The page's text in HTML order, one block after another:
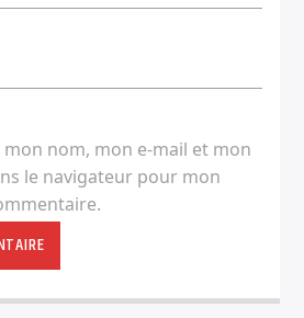
nom, mon e-mail et mon
le navigateur pour mon